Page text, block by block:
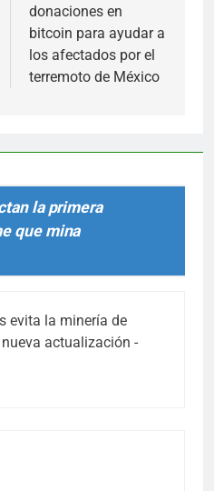
donaciones en
bitcoin para ayudar a
los afectados por el
terremoto de México
la primera
que mina
evita la minería de
actualización -